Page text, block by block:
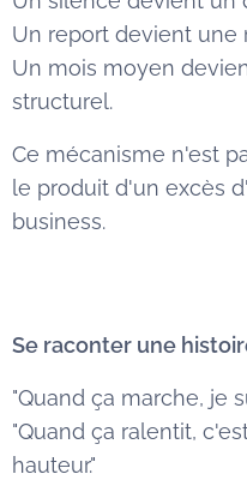
Un report devient une
Un mois moyen
structurel.
Ce mécanisme n'est
le produit d'un excès
business.
Se raconter une
"Quand ça marche, je
"Quand ça ralentit,
hauteur."